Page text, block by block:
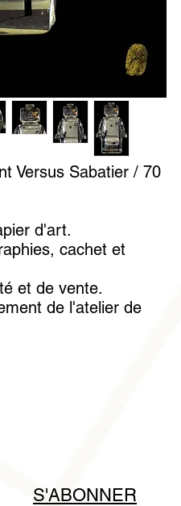
Versus Sabatier / 70
d'art.
cachet et
et de vente.
de l'atelier de
S'ABONNER